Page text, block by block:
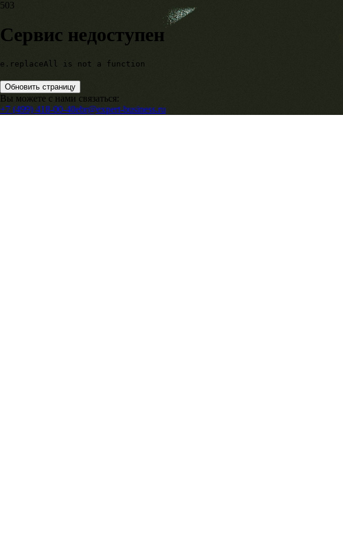
503
Сервис недоступен
e.replaceAll is not a function
Обновить страницу
Вы можете с нами связаться:
+7 (499) 418-00-40ebr@expert-business.ru